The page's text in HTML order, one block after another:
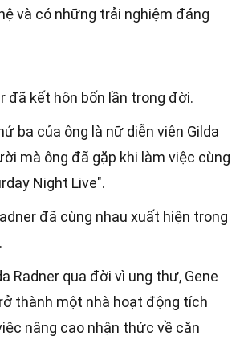
và có những trải nghiệm đáng
đã kết hôn bốn lần trong đời.
ba của ông là nữ diễn viên Gilda
mà ông đã gặp khi làm việc cùng
Night Live".
đã cùng nhau xuất hiện trong
Radner qua đời vì ung thư, Gene
thành một nhà hoạt động tích
nâng cao nhận thức về căn